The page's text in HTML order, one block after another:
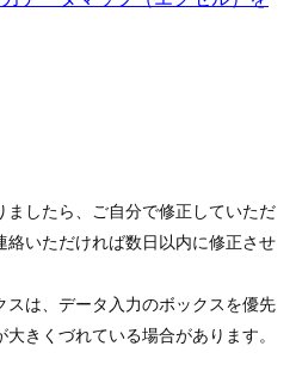
ましたら、ご自分で修正していただ
絡いただければ数日以内に修正させ
スは、データ入力のボックスを優先
きくづれている場合があります。